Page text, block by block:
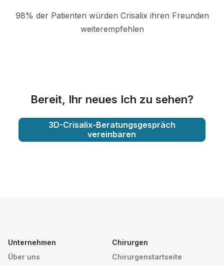
98% der Patienten würden Crisalix ihren Freunden
weiterempfehlen
Bereit, Ihr neues Ich zu sehen?
3D-Crisalix-Beratungsgespräch
vereinbaren
Unternehmen
Über uns
Chirurgen
Chirurgenstartseite